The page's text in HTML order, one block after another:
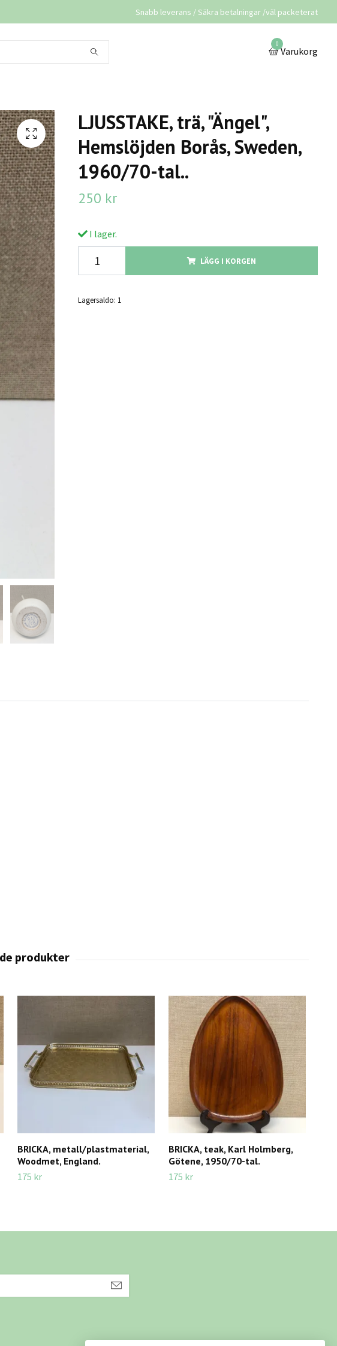
Snabb leverans / Säkra betalningar /väl packeterat
0
Varukorg
LJUSSTAKE, trä, "Ängel",
Hemslöjden Borås, Sweden,
1960/70-tal..
250 kr
I lager.
LÄGG I KORGEN
Lagersaldo: 1
BRICKA, metall/plastmaterial,
Woodmet, England.
175 kr
BRICKA, teak, Karl Holmberg,
Götene, 1950/70-tal.
175 kr